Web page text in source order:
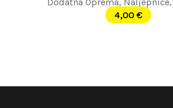
4,00 €